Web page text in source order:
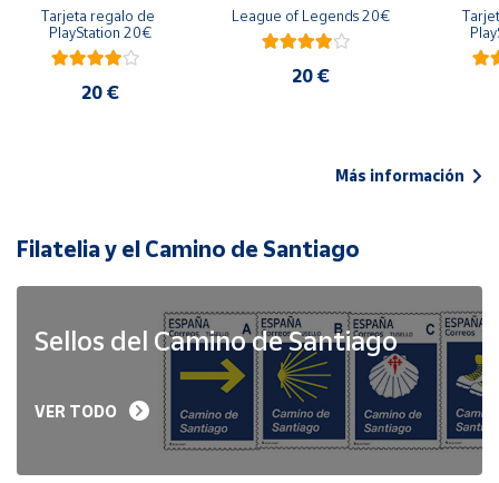
Tarjeta regalo de
PlayStation 20€
20 €
League of Legends 20€
20 €
Más información
Filatelia y el Camino de Santiago
Sellos del Camino de Santiago
VER TODO